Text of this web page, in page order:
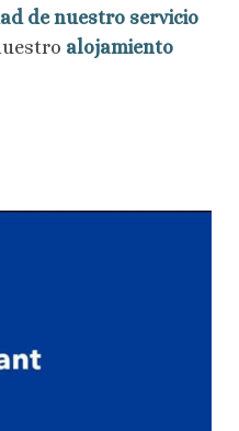
de nuestro servicio
alojamiento